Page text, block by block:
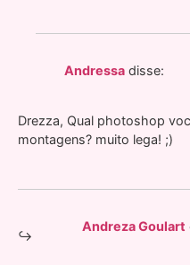
Andressa disse:
Drezza, Qual photoshop
montagens? muito lega! ;)
Andreza Goulart